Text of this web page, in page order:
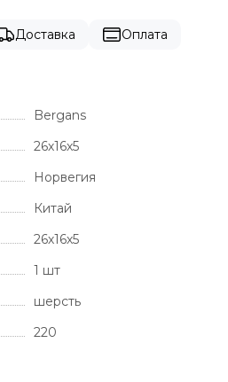
Доставка Оплата
Bergans
26х16х5
Норвегия
Китай
26х16х5
1 шт
шерсть
220